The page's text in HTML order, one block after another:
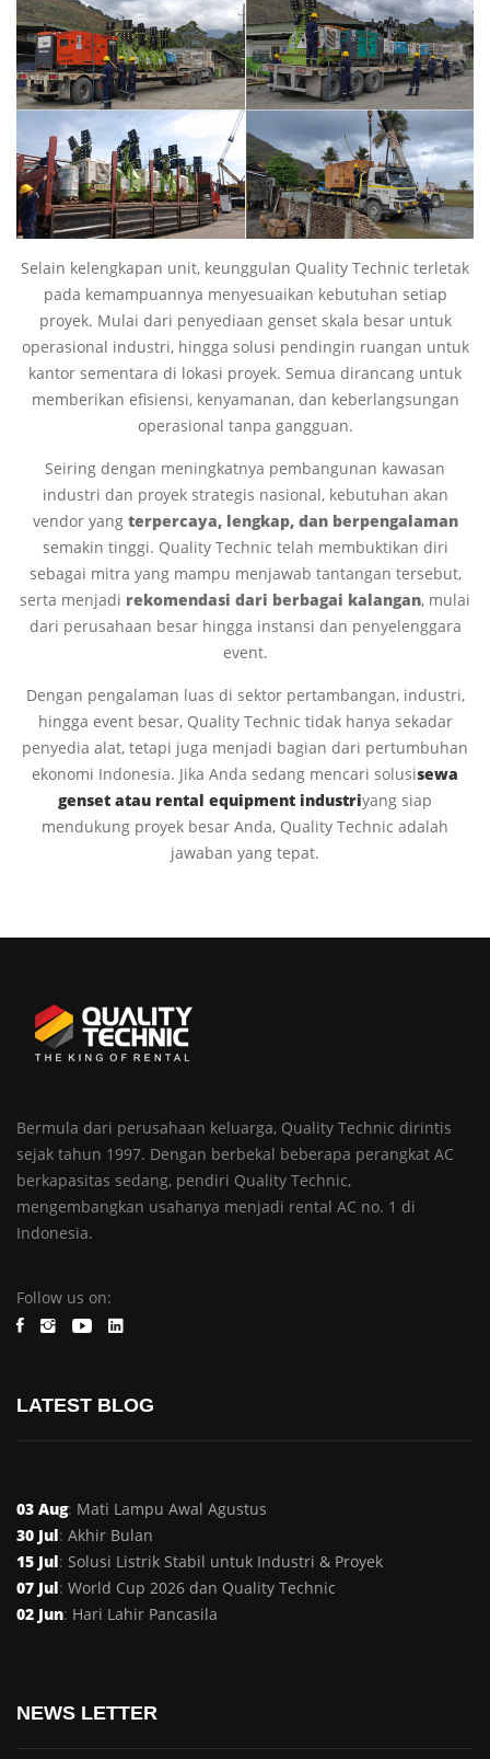
Selain kelengkapan unit, keunggulan Quality Technic terletak
pada kemampuannya menyesuaikan kebutuhan setiap
proyek. Mulai dari penyediaan genset skala besar untuk
operasional industri, hingga solusi pendingin ruangan untuk
kantor sementara di lokasi proyek. Semua dirancang untuk
memberikan efisiensi, kenyamanan, dan keberlangsungan
operasional tanpa gangguan.
Seiring dengan meningkatnya pembangunan kawasan
industri dan proyek strategis nasional, kebutuhan akan
vendor yang terpercaya, lengkap, dan berpengalaman
semakin tinggi. Quality Technic telah membuktikan diri
sebagai mitra yang mampu menjawab tantangan tersebut,
serta menjadi rekomendasi dari berbagai kalangan, mulai
dari perusahaan besar hingga instansi dan penyelenggara
event.
Dengan pengalaman luas di sektor pertambangan, industri,
hingga event besar, Quality Technic tidak hanya sekadar
penyedia alat, tetapi juga menjadi bagian dari pertumbuhan
ekonomi Indonesia. Jika Anda sedang mencari solusisewa
genset atau rental equipment industriyang siap
mendukung proyek besar Anda, Quality Technic adalah
jawaban yang tepat.
Bermula dari perusahaan keluarga, Quality Technic dirintis
sejak tahun 1997. Dengan berbekal beberapa perangkat AC
berkapasitas sedang, pendiri Quality Technic,
mengembangkan usahanya menjadi rental AC no. 1 di
Indonesia.
Follow us on:
LATEST BLOG
03 Aug: Mati Lampu Awal Agustus
30 Jul: Akhir Bulan
15 Jul: Solusi Listrik Stabil untuk Industri & Proyek
07 Jul: World Cup 2026 dan Quality Technic
02 Jun: Hari Lahir Pancasila
NEWS LETTER